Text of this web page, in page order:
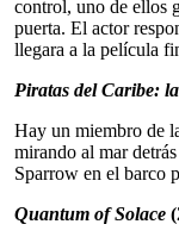
control, uno de ellos
puerta. El actor
llegara a la película
Piratas del Caribe:
Hay un miembro de
mirando al mar
Sparrow en el barco
Quantum of Solace